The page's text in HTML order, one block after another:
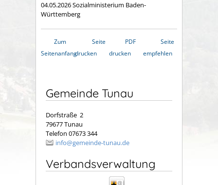
04.05.2026 Sozialministerium Baden-
Württemberg
Zum
Seitenanfang
Seite
drucken
PDF
drucken
Seite
empfehlen
Gemeinde Tunau
Dorfstraße 2
79677 Tunau
Telefon 07673 344
info@gemeinde-tunau.de
Verbandsverwaltung